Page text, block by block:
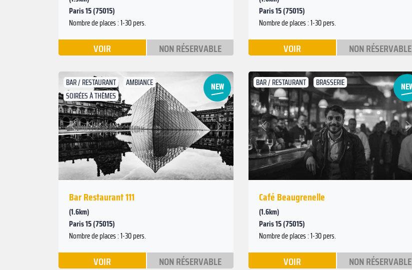
Paris 15 (75015)
Nombre de places : 1-30 pers.
VOIR NON RÉSERVABLE
Paris 15 (75015)
Nombre de places : 1-30 pers.
VOIR NON RÉSERVABLE
BAR / RESTAURANT
AMBIANCE
SOIRÉES À THÈMES
Précédent
Suivant
Bar Restaurant 111
(1.6km)
Paris 15 (75015)
Nombre de places : 1-30 pers.
VOIR NON RÉSERVABLE
BAR / RESTAURANT BRASSERIE
Précédent
Suivant
Café Beaugrenelle
(1.6km)
Paris 15 (75015)
Nombre de places : 1-30 pers.
VOIR NON RÉSERVABLE